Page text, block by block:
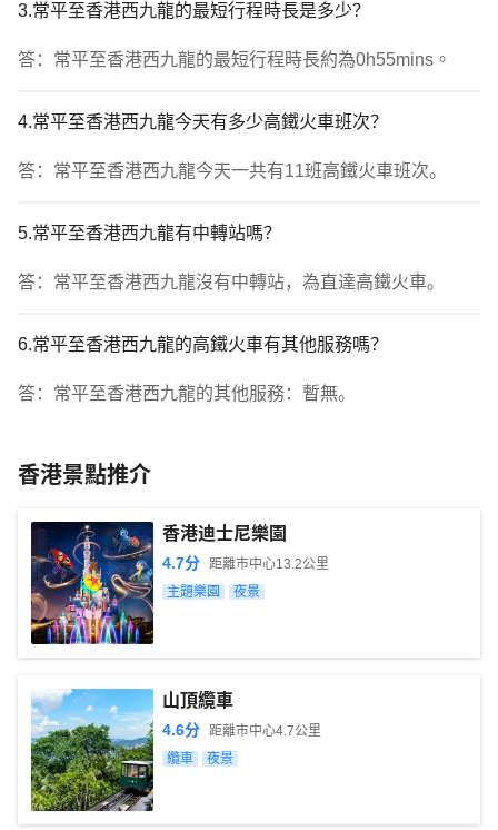
3.常平至香港西九龍的最短行程時長是多少？
答：常平至香港西九龍的最短行程時長約為0h55mins。
4.常平至香港西九龍今天有多少高鐵火車班次？
答：常平至香港西九龍今天一共有11班高鐵火車班次。
5.常平至香港西九龍有中轉站嗎？
答：常平至香港西九龍沒有中轉站，為直達高鐵火車。
6.常平至香港西九龍的高鐵火車有其他服務嗎？
答：常平至香港西九龍的其他服務：暫無。
香港景點推介
香港迪士尼樂園
4.7分 距離市中心13.2公里
主題樂園
夜景
山頂纜車
4.6分 距離市中心4.7公里
纜車
夜景